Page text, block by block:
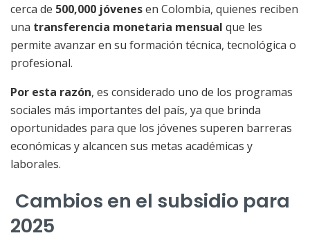
cerca de 500,000 jóvenesen Colombia, quienes reciben
una transferencia monetaria mensual que les
permite avanzar en su formación técnica, tecnológica o
profesional.
Por esta razón, es considerado uno de los programas
sociales más importantes del país, ya que brinda
oportunidades para que los jóvenes superen barreras
económicas y alcancen sus metas académicas y
laborales.
Cambios en el subsidio para
2025